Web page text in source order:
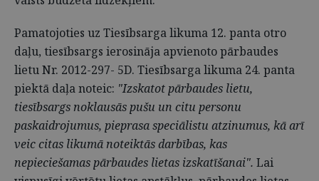
Pamatojoties uz Tiesībsarga likuma 12. panta otro
daļu, tiesībsargs ierosināja apvienoto pārbaudes
lietu Nr. 2012-297- 5D. Tiesībsarga likuma 24. panta
piektā daļa noteic: "Izskatot pārbaudes lietu,
tiesībsargs noklausās pušu un citu personu
paskaidrojumus, pieprasa speciālistu atzinumus, kā arī
veic citas likumā noteiktās darbības, kas
nepieciešamas pārbaudes lietas izskatīšanai". Lai